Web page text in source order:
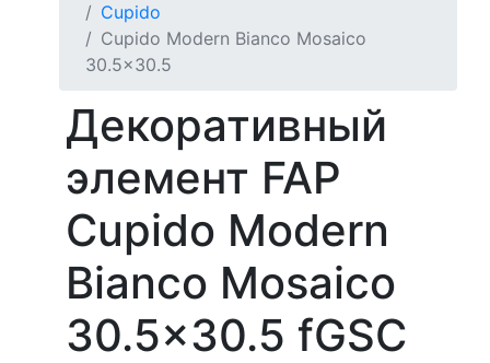
Cupido
Cupido Modern Bianco Mosaico
30.5x30.5
Декоративный
элемент FAP
Cupido Modern
Bianco Mosaico
30.5x30.5 fGSC